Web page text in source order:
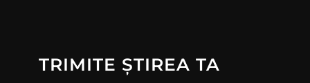
TRIMITE ȘTIREA TA